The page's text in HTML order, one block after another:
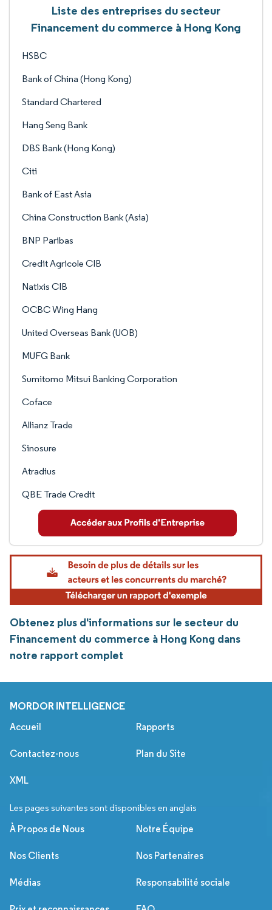
Liste des entreprises du secteur
Financement du commerce à Hong Kong
HSBC
Bank of China (Hong Kong)
Standard Chartered
Hang Seng Bank
DBS Bank (Hong Kong)
Citi
Bank of East Asia
China Construction Bank (Asia)
BNP Paribas
Credit Agricole CIB
Natixis CIB
OCBC Wing Hang
United Overseas Bank (UOB)
MUFG Bank
Sumitomo Mitsui Banking Corporation
Coface
Allianz Trade
Sinosure
Atradius
QBE Trade Credit
Obtenez plus d'informations sur le secteur du
Financement du commerce à Hong Kong dans
notre rapport complet
MORDOR INTELLIGENCE
Accueil Rapports
Contactez-nous Plan du Site
XML
Les pages suivantes sont disponibles en anglais
À Propos de Nous Notre Équipe
Nos Clients Nos Partenaires
Médias Responsabilité sociale